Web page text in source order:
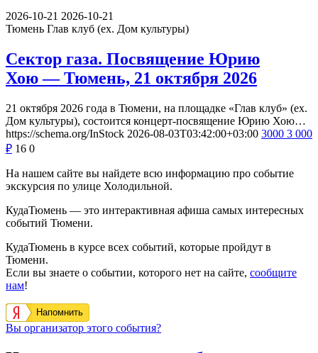
2026-10-21 2026-10-21
Тюмень Глав клуб (ex. Дом культуры)
Сектор газа. Посвящение Юрию
Хою — Тюмень, 21 октября 2026
21 октября 2026 года в Тюмени, на площадке «Глав клуб» (ex.
Дом культуры), состоится концерт-посвящение Юрию Хою…
https://schema.org/InStock 2026-08-03T03:42:00+03:00 3000 3 000
₽ 16 0
На нашем сайте вы найдете всю информацию про событие
экскурсия по улице Холодильной.
КудаТюмень — это интерактивная афиша самых интересных
событий Тюмени.
КудаТюмень в курсе всех событий, которые пройдут в
Тюмени.
Если вы знаете о событии, которого нет на сайте, сообщите
нам!
Напомнить
Вы организатор этого события?